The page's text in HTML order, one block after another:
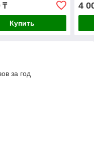
₸
Купить
4
за год